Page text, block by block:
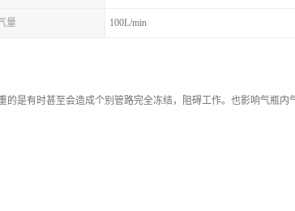
量 100L/min
是有时甚至会造成个别管路完全冻结，阻碍工作。也影响气瓶内